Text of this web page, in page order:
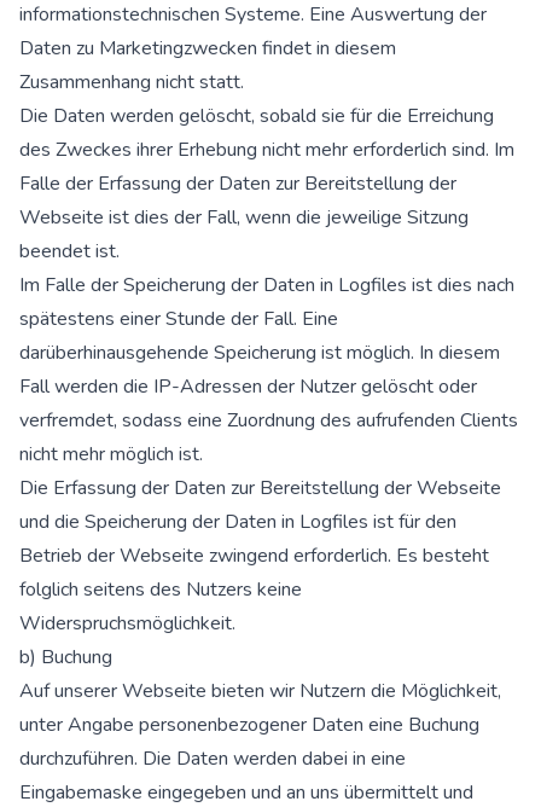
informationstechnischen Systeme. Eine Auswertung der
Daten zu Marketingzwecken findet in diesem
Zusammenhang nicht statt.
Die Daten werden gelöscht, sobald sie für die Erreichung
des Zweckes ihrer Erhebung nicht mehr erforderlich sind. Im
Falle der Erfassung der Daten zur Bereitstellung der
Webseite ist dies der Fall, wenn die jeweilige Sitzung
beendet ist.
Im Falle der Speicherung der Daten in Logfiles ist dies nach
spätestens einer Stunde der Fall. Eine
darüberhinausgehende Speicherung ist möglich. In diesem
Fall werden die IP-Adressen der Nutzer gelöscht oder
verfremdet, sodass eine Zuordnung des aufrufenden Clients
nicht mehr möglich ist.
Die Erfassung der Daten zur Bereitstellung der Webseite
und die Speicherung der Daten in Logfiles ist für den
Betrieb der Webseite zwingend erforderlich. Es besteht
folglich seitens des Nutzers keine
Widerspruchsmöglichkeit.
b) Buchung
Auf unserer Webseite bieten wir Nutzern die Möglichkeit,
unter Angabe personenbezogener Daten eine Buchung
durchzuführen. Die Daten werden dabei in eine
Eingabemaske eingegeben und an uns übermittelt und